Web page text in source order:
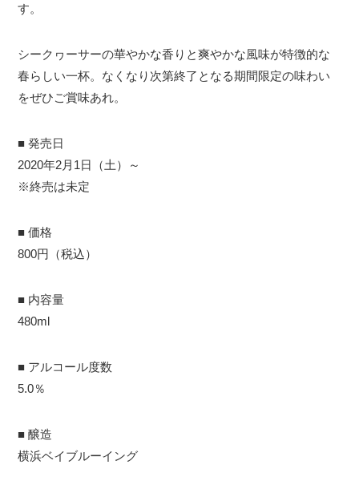
す。
シークヮーサーの華やかな香りと爽やかな風味が特徴的な
春らしい一杯。なくなり次第終了となる期間限定の味わい
をぜひご賞味あれ。
■ 発売日
2020年2月1日（土）～
※終売は未定
■ 価格
800円（税込）
■ 内容量
480ml
■ アルコール度数
5.0％
■ 醸造
横浜ベイブルーイング